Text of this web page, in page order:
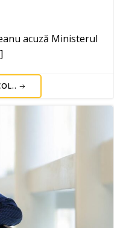
acuză Ministerul